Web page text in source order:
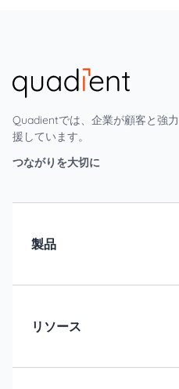
Quadientでは、企業が顧客と強
援しています。
つながりを大切に
製品
リソース